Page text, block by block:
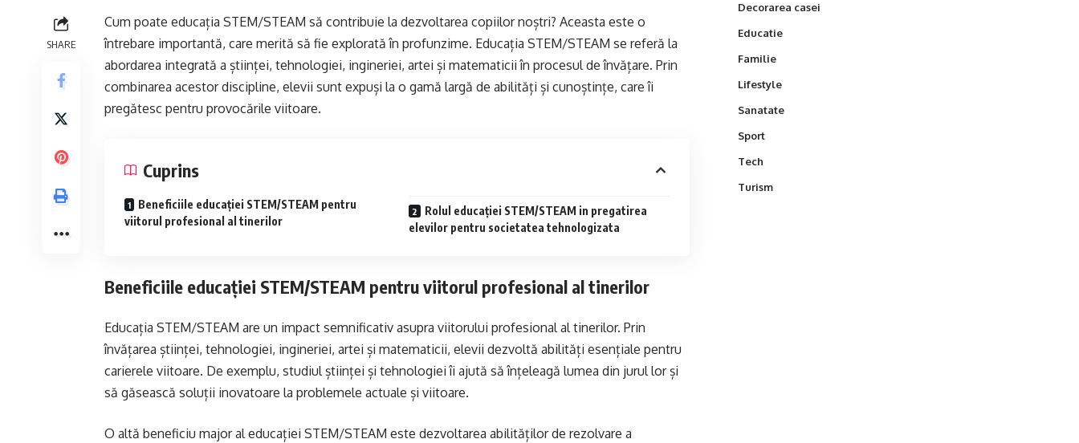
SHARE
Cum poate educația STEM/STEAM să contribuie la dezvoltarea copiilor noștri? Aceasta este o
întrebare importantă, care merită să fie explorată în profunzime. Educația STEM/STEAM se referă la
abordarea integrată a științei, tehnologiei, ingineriei, artei și matematicii în procesul de învățare. Prin
combinarea acestor discipline, elevii sunt expuși la o gamă largă de abilități și cunoștințe, care îi
pregătesc pentru provocările viitoare.
Cuprins
Beneficiile educației STEM/STEAM pentru
viitorul profesional al tinerilor
Rolul educației STEM/STEAM in pregatirea
elevilor pentru societatea tehnologizata
Beneficiile educației STEM/STEAM pentru viitorul profesional al tinerilor
Educația STEM/STEAM are un impact semnificativ asupra viitorului profesional al tinerilor. Prin
învățarea științei, tehnologiei, ingineriei, artei și matematicii, elevii dezvoltă abilități esențiale pentru
carierele viitoare. De exemplu, studiul științei și tehnologiei îi ajută să înțeleagă lumea din jurul lor și
să găsească soluții inovatoare la problemele actuale și viitoare.
O altă beneficiu major al educației STEM/STEAM este dezvoltarea abilităților de rezolvare a
Decorarea casei
Educatie
Familie
Lifestyle
Sanatate
Sport
Tech
Turism